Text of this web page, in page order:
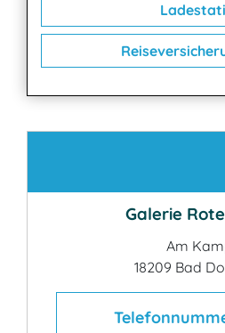
Galerie
Am
18209 Bad